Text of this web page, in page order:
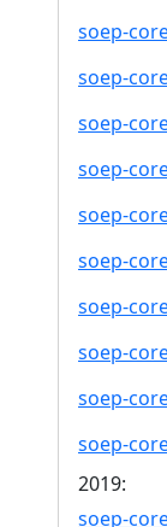
soep-
soep-
soep-
soep-
soep-
soep-
soep-
soep-
soep-
soep-
2019:
soep-